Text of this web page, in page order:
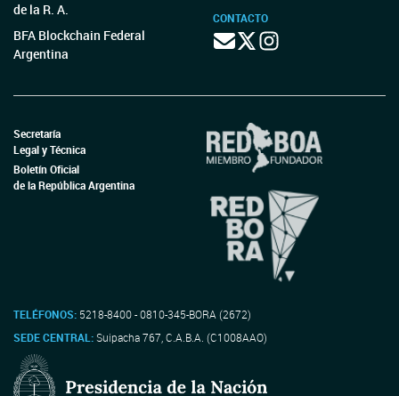
de la R. A.
BFA Blockchain Federal
Argentina
CONTACTO
Secretaría
Legal y Técnica
Boletín Oficial
de la República Argentina
TELÉFONOS: 5218-8400 - 0810-345-BORA (2672)
SEDE CENTRAL:Suipacha 767, C.A.B.A. (C1008AAO)